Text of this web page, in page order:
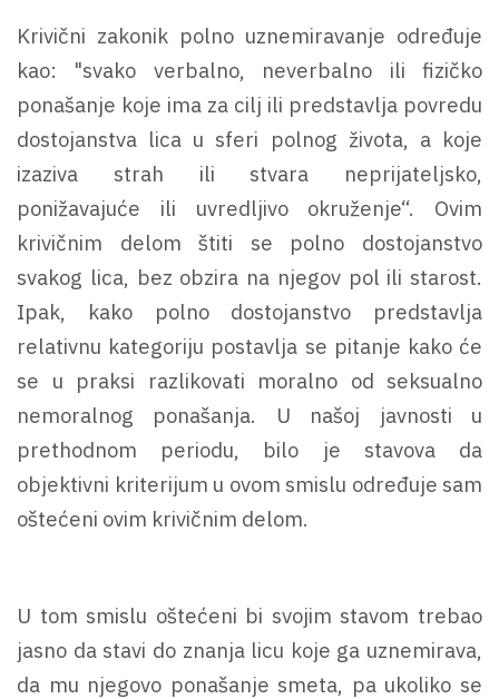
Krivični zakonik polno uznemiravanje određuje
kao: "svako verbalno, neverbalno ili fizičko
ponašanje koje ima za cilj ili predstavlja povredu
dostojanstva lica u sferi polnog života, a koje
izaziva strah ili stvara neprijateljsko,
ponižavajuće ili uvredljivo okruženje“. Ovim
krivičnim delom štiti se polno dostojanstvo
svakog lica, bez obzira na njegov pol ili starost.
Ipak, kako polno dostojanstvo predstavlja
relativnu kategoriju postavlja se pitanje kako će
se u praksi razlikovati moralno od seksualno
nemoralnog ponašanja. U našoj javnosti u
prethodnom periodu, bilo je stavova da
objektivni kriterijum u ovom smislu određuje sam
oštećeni ovim krivičnim delom.
U tom smislu oštećeni bi svojim stavom trebao
jasno da stavi do znanja licu koje ga uznemirava,
da mu njegovo ponašanje smeta, pa ukoliko se